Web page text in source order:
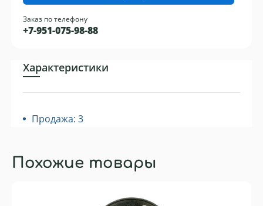
Заказ по телефону
+7-951-075-98-88
Характеристики
Продажа: 3
Похожие товары